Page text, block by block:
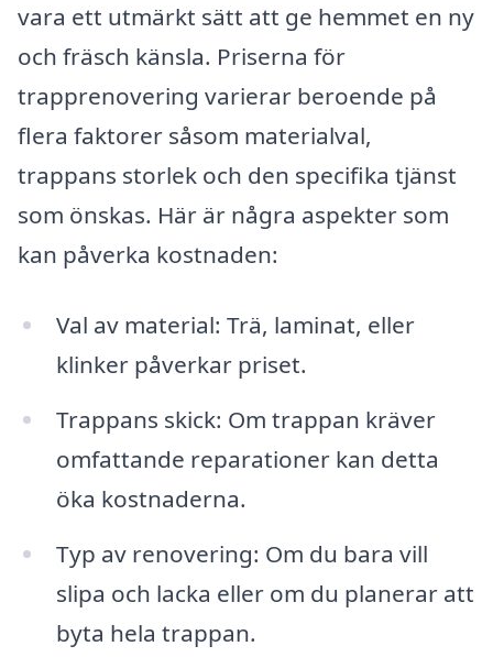
vara ett utmärkt sätt att ge hemmet en ny
och fräsch känsla. Priserna för
trapprenovering varierar beroende på
flera faktorer såsom materialval,
trappans storlek och den specifika tjänst
som önskas. Här är några aspekter som
kan påverka kostnaden:
Val av material: Trä, laminat, eller
klinker påverkar priset.
Trappans skick: Om trappan kräver
omfattande reparationer kan detta
öka kostnaderna.
Typ av renovering: Om du bara vill
slipa och lacka eller om du planerar att
byta hela trappan.